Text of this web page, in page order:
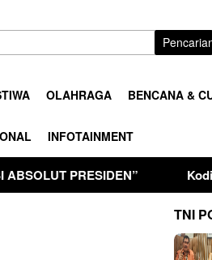
OLAHRAGA BENCANA &
INFOTAINMENT
Kodim 0806/
TNI